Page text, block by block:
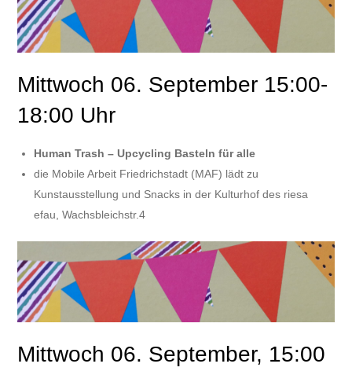
Mittwoch 06. September 15:00-
18:00 Uhr
Human Trash – Upcycling Basteln für alle
die Mobile Arbeit Friedrichstadt (MAF) lädt zu
Kunstausstellung und Snacks in der Kulturhof des riesa
efau, Wachsbleichstr.4
Mittwoch 06. September, 15:00